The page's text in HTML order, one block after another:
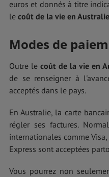
euros et donnés à titre
le coût de la vie en Australie
Modes de
Outre le coût de la vie en
de se renseigner à
acceptés dans le pays.
En Australie, la carte
régler ses factures.
internationales comme
Express sont acceptées
Vous pourrez non